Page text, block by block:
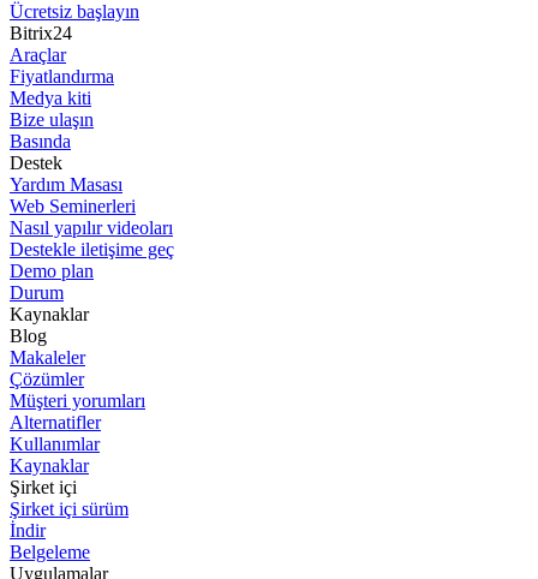
Ücretsiz başlayın
Bitrix24
Araçlar
Fiyatlandırma
Medya kiti
Bize ulaşın
Basında
Destek
Yardım Masası
Web Seminerleri
Nasıl yapılır videoları
Destekle iletişime geç
Demo plan
Durum
Kaynaklar
Blog
Makaleler
Çözümler
Müşteri yorumları
Alternatifler
Kullanımlar
Kaynaklar
Şirket içi
Şirket içi sürüm
İndir
Belgeleme
Uygulamalar